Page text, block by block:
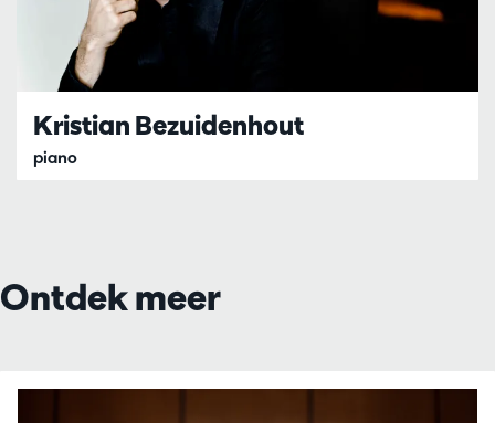
Kristian Bezuidenhout
piano
Ontdek meer